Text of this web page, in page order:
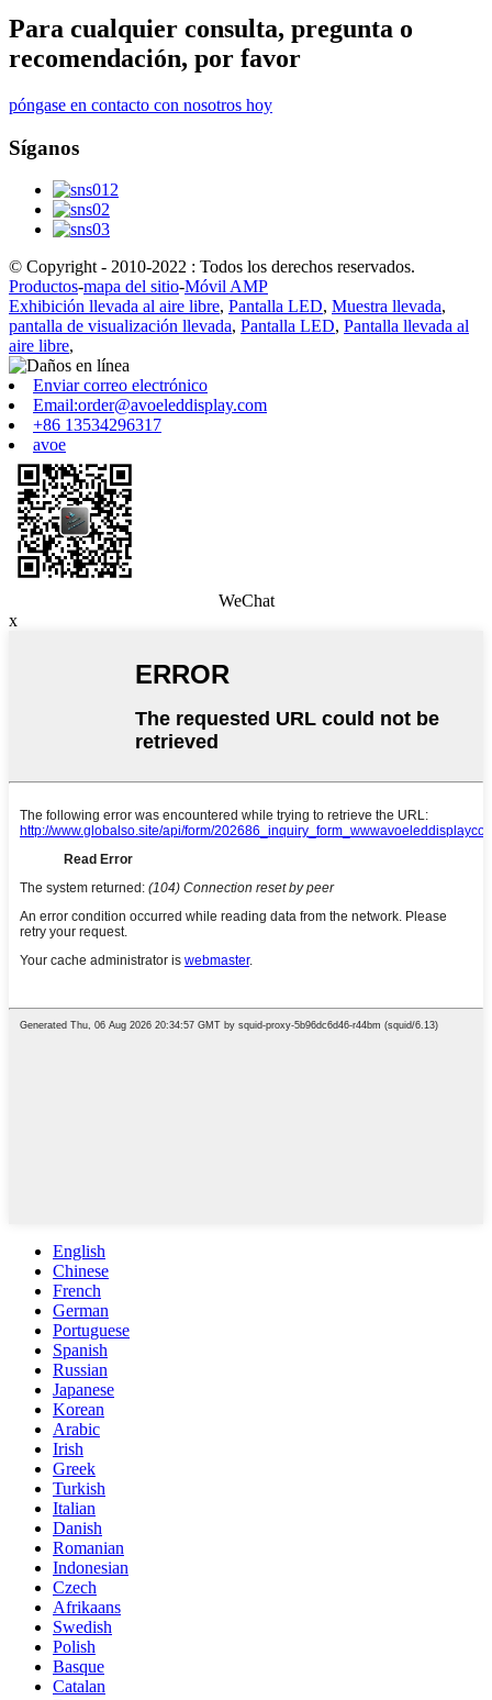
Para cualquier consulta, pregunta o
recomendación, por favor
póngase en contacto con nosotros hoy
Síganos
© Copyright - 2010-2022 : Todos los derechos reservados.
Productos-mapa del sitio-Móvil AMP
Exhibición llevada al aire libre, Pantalla LED, Muestra llevada,
pantalla de visualización llevada, Pantalla LED, Pantalla llevada al
aire libre,
Enviar correo electrónico
Email:order@avoeleddisplay.com
+86 13534296317
avoe
WeChat
x
English
Chinese
French
German
Portuguese
Spanish
Russian
Japanese
Korean
Arabic
Irish
Greek
Turkish
Italian
Danish
Romanian
Indonesian
Czech
Afrikaans
Swedish
Polish
Basque
Catalan